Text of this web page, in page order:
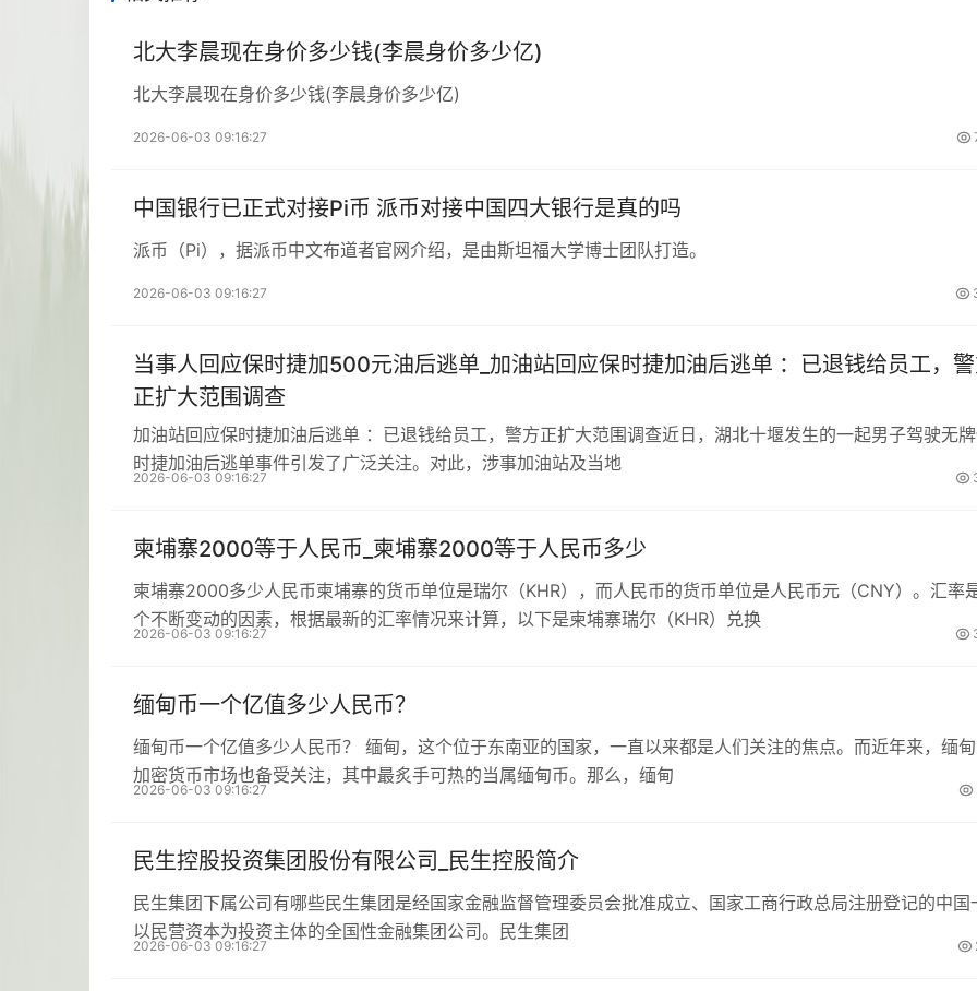
北大李晨现在身价多少钱(李晨身价多少亿)
北大李晨现在身价多少钱(李晨身价多少亿)
2026-06-03 09:16:27
中国银行已正式对接Pi币 派币对接中国四大银行是真的吗
派币（Pi），据派币中文布道者官网介绍，是由斯坦福大学博士团队打造。
2026-06-03 09:16:27
当事人回应保时捷加500元油后逃单_加油站回应保时捷加油后逃单 ：已退钱给员工，
正扩大范围调查
加油站回应保时捷加油后逃单 ：已退钱给员工，警方正扩大范围调查近日，湖北十堰发生的一起男子驾驶无
时捷加油后逃单事件引发了广泛关注。对此，涉事加油站及当地
2026-06-03 09:16:27
柬埔寨2000等于人民币_柬埔寨2000等于人民币多少
柬埔寨2000多少人民币柬埔寨的货币单位是瑞尔（KHR），而人民币的货币单位是人民币元（CNY）。汇率
个不断变动的因素，根据最新的汇率情况来计算，以下是柬埔寨瑞尔（KHR）兑换
2026-06-03 09:16:27
缅甸币一个亿值多少人民币？
缅甸币一个亿值多少人民币？ 缅甸，这个位于东南亚的国家，一直以来都是人们关注的焦点。而近年来，缅
加密货币市场也备受关注，其中最炙手可热的当属缅甸币。那么，缅甸
2026-06-03 09:16:27
民生控股投资集团股份有限公司_民生控股简介
民生集团下属公司有哪些民生集团是经国家金融监督管理委员会批准成立、国家工商行政总局注册登记的中国
以民营资本为投资主体的全国性金融集团公司。民生集团
2026-06-03 09:16:27